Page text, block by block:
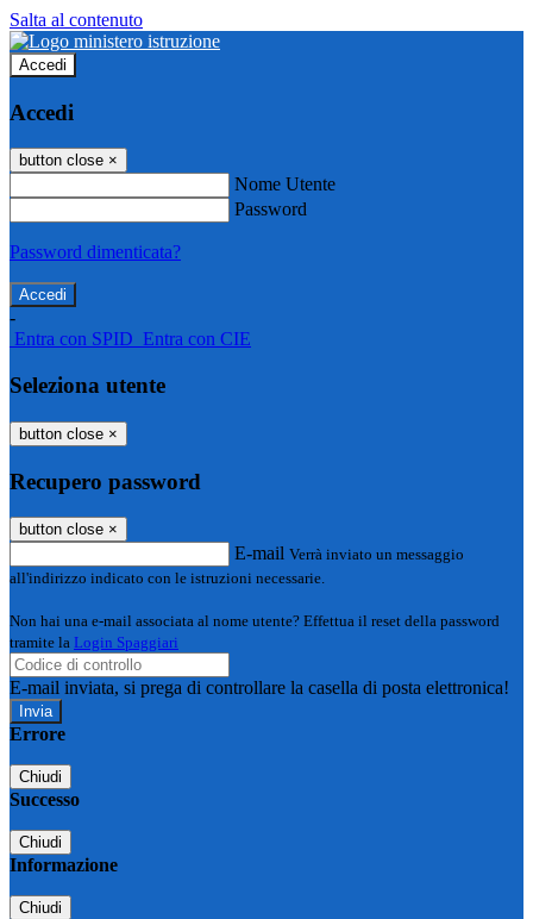
Salta al contenuto
Accedi
Accedi
button close ×
Nome Utente
Password
Password dimenticata?
-
Entra con SPID Entra con CIE
Seleziona utente
button close ×
Recupero password
button close ×
E-mail Verrà inviato un messaggio
all'indirizzo indicato con le istruzioni necessarie.
Non hai una e-mail associata al nome utente? Effettua il reset della password
tramite la Login Spaggiari
E-mail inviata, si prega di controllare la casella di posta elettronica!
Errore
Chiudi
Successo
Chiudi
Informazione
Chiudi